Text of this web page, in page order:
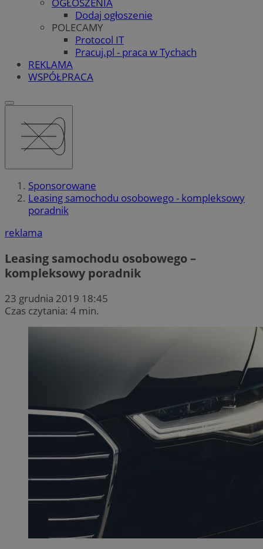
Dodaj ogłoszenie
POLECAMY
Protocol IT
Pracuj.pl - praca w Tychach
REKLAMA
WSPÓŁPRACA
Sponsorowane
Leasing samochodu osobowego - kompleksowy
poradnik
reklama
Leasing samochodu osobowego –
kompleksowy poradnik
23 grudnia 2019 18:45
Czas czytania: 4 min.